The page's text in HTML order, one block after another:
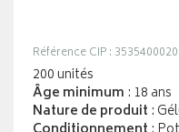
Référence CIP :
200 unités
Âge minimum : 18 ans
Nature de produit :